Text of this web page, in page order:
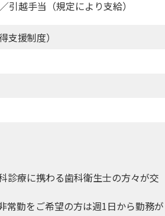
越手当（規定により支給）
援制度）
診療に携わる歯科衛生士の方々が交
常勤をご希望の方は週1日から勤務が